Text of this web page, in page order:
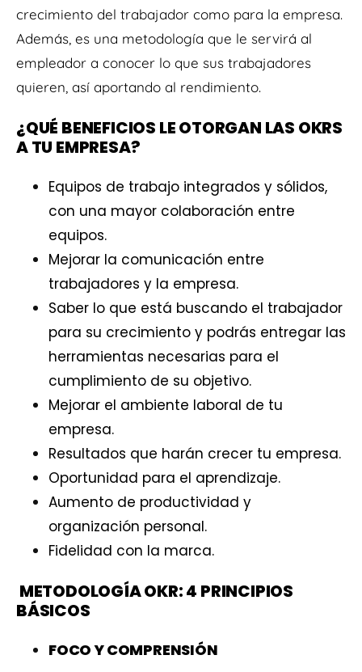
crecimiento del trabajador como para la empresa.
Además, es una metodología que le servirá al
empleador a conocer lo que sus trabajadores
quieren, así aportando al rendimiento.
¿QUÉ BENEFICIOS LE OTORGAN LAS OKRS
A TU EMPRESA?
Equipos de trabajo integrados y sólidos,
con una mayor colaboración entre
equipos.
Mejorar la comunicación entre
trabajadores y la empresa.
Saber lo que está buscando el trabajador
para su crecimiento y podrás entregar las
herramientas necesarias para el
cumplimiento de su objetivo.
Mejorar el ambiente laboral de tu
empresa.
Resultados que harán crecer tu empresa.
Oportunidad para el aprendizaje.
Aumento de productividad y
organización personal.
Fidelidad con la marca.
METODOLOGÍA OKR: 4 PRINCIPIOS
BÁSICOS
FOCO Y COMPRENSIÓN